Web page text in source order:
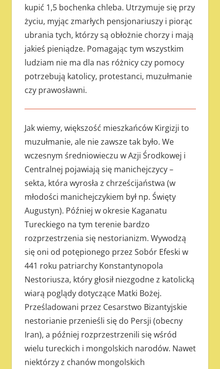
kupić 1,5 bochenka chleba. Utrzymuje się przy
życiu, myjąc zmarłych pensjonariuszy i piorąc
ubrania tych, którzy są obłożnie chorzy i mają
jakieś pieniądze. Pomagając tym wszystkim
ludziam nie ma dla nas różnicy czy pomocy
potrzebują katolicy, protestanci, muzułmanie
czy prawosławni.
Jak wiemy, większość mieszkańców Kirgizji to
muzułmanie, ale nie zawsze tak było. We
wczesnym średniowieczu w Azji Środkowej i
Centralnej pojawiają się manichejczycy –
sekta, która wyrosła z chrześcijaństwa (w
młodości manichejczykiem był np. Święty
Augustyn). Później w okresie Kaganatu
Tureckiego na tym terenie bardzo
rozprzestrzenia się nestorianizm. Wywodzą
się oni od potępionego przez Sobór Efeski w
441 roku patriarchy Konstantynopola
Nestoriusza, który głosił niezgodne z katolicką
wiarą poglądy dotyczące Matki Bożej.
Prześladowani przez Cesarstwo Bizantyjskie
nestorianie przenieśli się do Persji (obecny
Iran), a później rozprzestrzenili się wśród
wielu tureckich i mongolskich narodów. Nawet
niektórzy z chanów mongolskich